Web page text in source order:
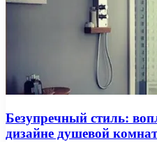
Безупречный стиль:
дизайне душевой